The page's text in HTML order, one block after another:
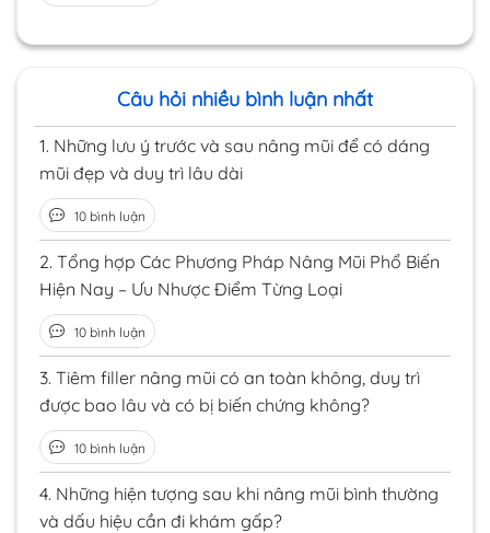
Câu hỏi nhiều bình luận nhất
1. Những lưu ý trước và sau nâng mũi để có dáng
mũi đẹp và duy trì lâu dài
10 bình luận
2. Tổng hợp Các Phương Pháp Nâng Mũi Phổ Biến
Hiện Nay – Ưu Nhược Điểm Từng Loại
10 bình luận
3. Tiêm filler nâng mũi có an toàn không, duy trì
được bao lâu và có bị biến chứng không?
10 bình luận
4. Những hiện tượng sau khi nâng mũi bình thường
và dấu hiệu cần đi khám gấp?